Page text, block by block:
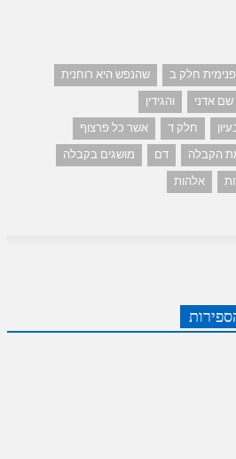
חלק ב
שהנפש היא רוחנית
אדני
והגידין
חלק ד
אשר כל פרצוף
הקבלה דם
מושגים בקבלה
אלהות